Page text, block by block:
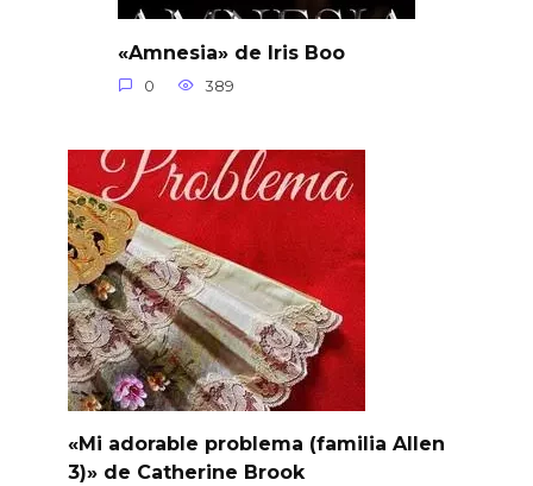
«Amnesia» de Iris Boo
0 389
«Mi adorable problema (familia Allen
3)» de Catherine Brook